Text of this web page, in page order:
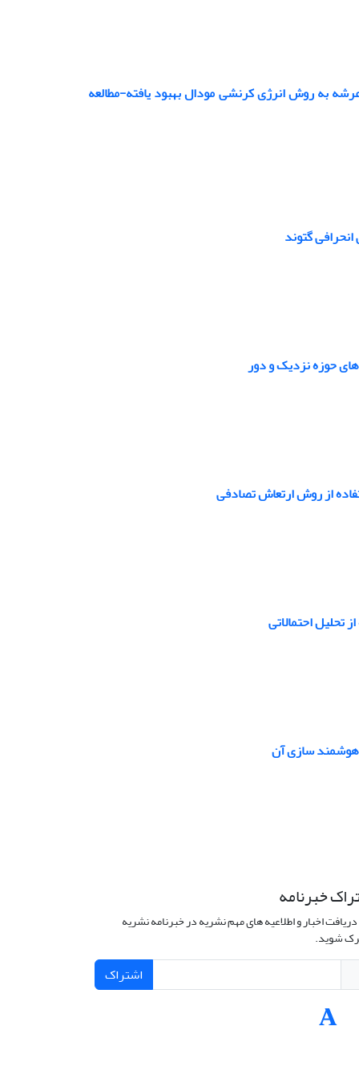
به روش انرژی کرنشی مودال بهبود یافته-مطالعه
گتوند
حوزه نزدیک و دور
از روش ارتعاش تصادفی
تحلیل احتمالاتی
هوشمند سازی آن
خبرنامه
اخبار و اطلاعیه های مهم نشریه در خبرنامه نشریه
شوید.
اشتراک